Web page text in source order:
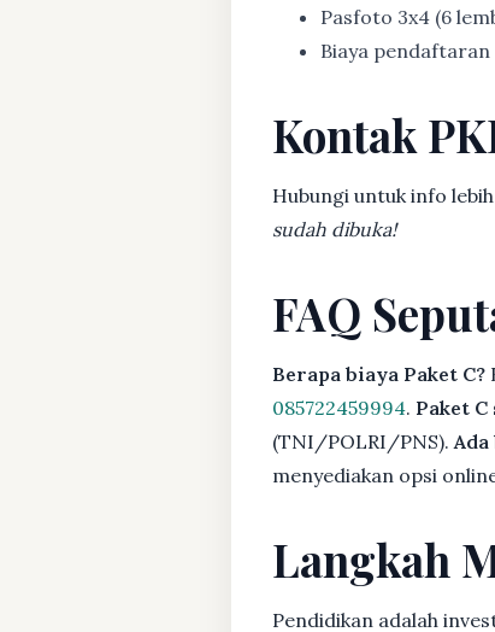
Pasfoto 3x4 (6
Biaya pendaftaran
Kontak
Hubungi untuk info
sudah dibuka!
FAQ
Berapa biaya Paket C?
085722459994. Paket C
(TNI/POLRI/PNS).
menyediakan opsi
Langkah
Pendidikan adalah